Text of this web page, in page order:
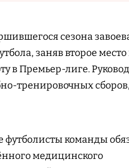
сезона
заняв второе
в Премьер-лиге.
тренировочных сборов,
футболисты команды
медицинского